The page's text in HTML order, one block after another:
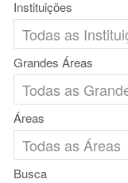
Instituições
Grandes Áreas
Áreas
Busca